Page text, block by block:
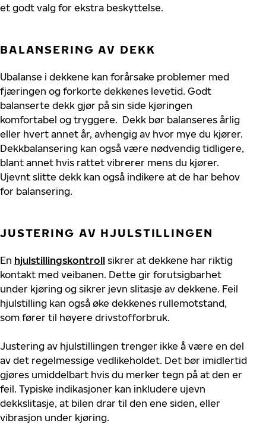
et godt valg for ekstra beskyttelse.
BALANSERING AV DEKK
Ubalanse i dekkene kan forårsake problemer med
fjæringen og forkorte dekkenes levetid. Godt
balanserte dekk gjør på sin side kjøringen
komfortabel og tryggere. Dekk bør balanseres årlig
eller hvert annet år, avhengig av hvor mye du kjører.
Dekkbalansering kan også være nødvendig tidligere,
blant annet hvis rattet vibrerer mens du kjører.
Ujevnt slitte dekk kan også indikere at de har behov
for balansering.
JUSTERING AV HJULSTILLINGEN
En hjulstillingskontroll sikrer at dekkene har riktig
kontakt med veibanen. Dette gir forutsigbarhet
under kjøring og sikrer jevn slitasje av dekkene. Feil
hjulstilling kan også øke dekkenes rullemotstand,
som fører til høyere drivstofforbruk.
Justering av hjulstillingen trenger ikke å være en del
av det regelmessige vedlikeholdet. Det bør imidlertid
gjøres umiddelbart hvis du merker tegn på at den er
feil. Typiske indikasjoner kan inkludere ujevn
dekkslitasje, at bilen drar til den ene siden, eller
vibrasjon under kjøring.